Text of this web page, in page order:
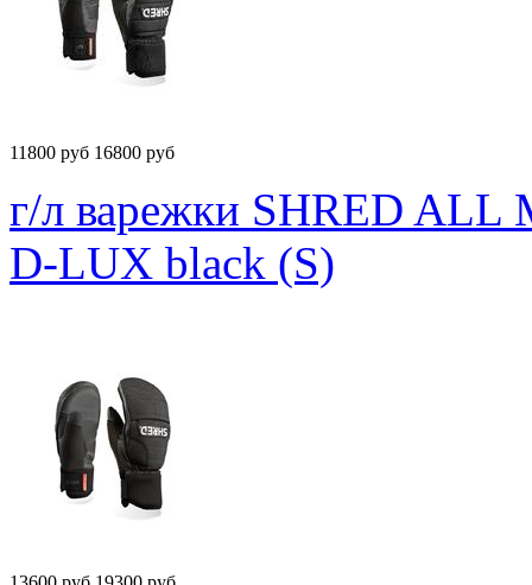
11800 руб 16800 руб
г/л варежки SHRED
D-LUX black (S)